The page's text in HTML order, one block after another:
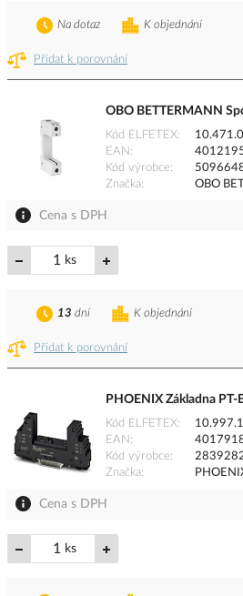
Přidat k porovnání
K objednání
Na dotaz
OBO BETTERMANN
Kód ELFETEX
EAN
Kód výrobce
Značka
OBO
Cena s DPH
ks
Přidat k porovnání
K objednání
13 dní
PHOENIX Základna
Kód ELFETEX
EAN
Kód výrobce
Značka
Cena s DPH
ks